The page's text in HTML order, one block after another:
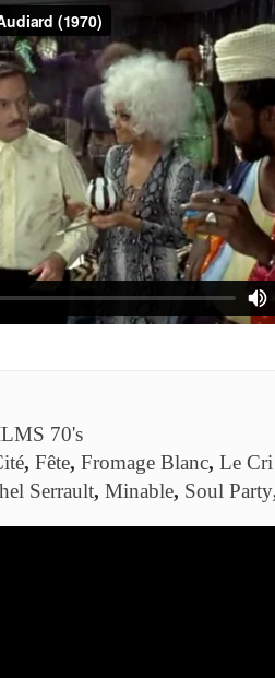
70's
, Fête, Fromage Blanc, Le
Serrault, Minable, Soul Party